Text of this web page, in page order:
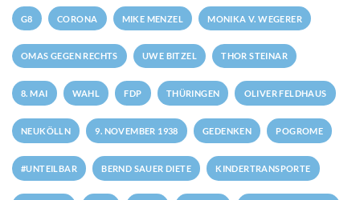
G8 CORONA MIKE MENZEL MONIKA V. WEGERER
OMAS GEGEN RECHTS UWE BITZEL THOR STEINAR
8. MAI WAHL FDP THÜRINGEN OLIVER FELDHAUS
NEUKÖLLN 9. NOVEMBER 1938 GEDENKEN POGROME
#UNTEILBAR BERND SAUER DIETE KINDERTRANSPORTE